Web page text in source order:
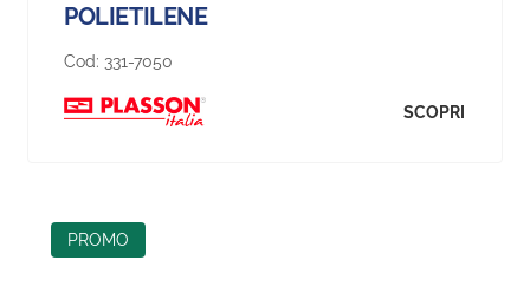
POLIETILENE
Cod: 331-7050
SCOPRI
PROMO